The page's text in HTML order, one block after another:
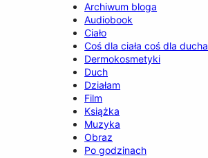
Archiwum bloga
Audiobook
Ciało
Coś dla ciała coś dla ducha
Dermokosmetyki
Duch
Działam
Film
Książka
Muzyka
Obraz
Po godzinach